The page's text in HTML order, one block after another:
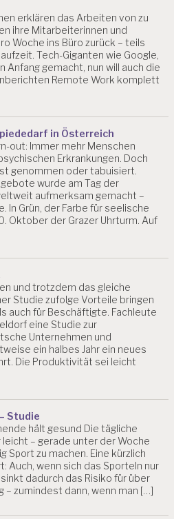
erklären das Arbeiten von zu
ihre Mitarbeiterinnen und
Woche ins Büro zurück – teils
Tech-Giganten wie Google,
Anfang gemacht, nun will auch die
Remote Work komplett
in Österreich
out: Immer mehr Menschen
Erkrankungen. Doch
genommen oder tabuisiert.
wurde am Tag der
aufmerksam gemacht –
In Grün, der Farbe für seelische
Oktober der Grazer Uhrturm. Auf
und trotzdem das gleiche
Studie zufolge Vorteile bringen
auch für Beschäftigte. Fachleute
eine Studie zur
Unternehmen und
ein halbes Jahr ein neues
Die Produktivität sei leicht
Studie
hält gesund Die tägliche
– gerade unter der Woche
Sport zu machen. Eine kürzlich
Auch, wenn sich das Sporteln nur
dadurch das Risiko für über
– zumindest dann, wenn man […]